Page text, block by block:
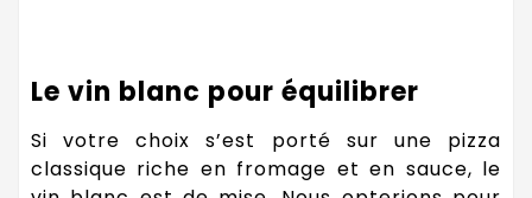
Le vin blanc pour équilibrer
Si votre choix s’est porté sur une pizza
classique riche en fromage et en sauce, le